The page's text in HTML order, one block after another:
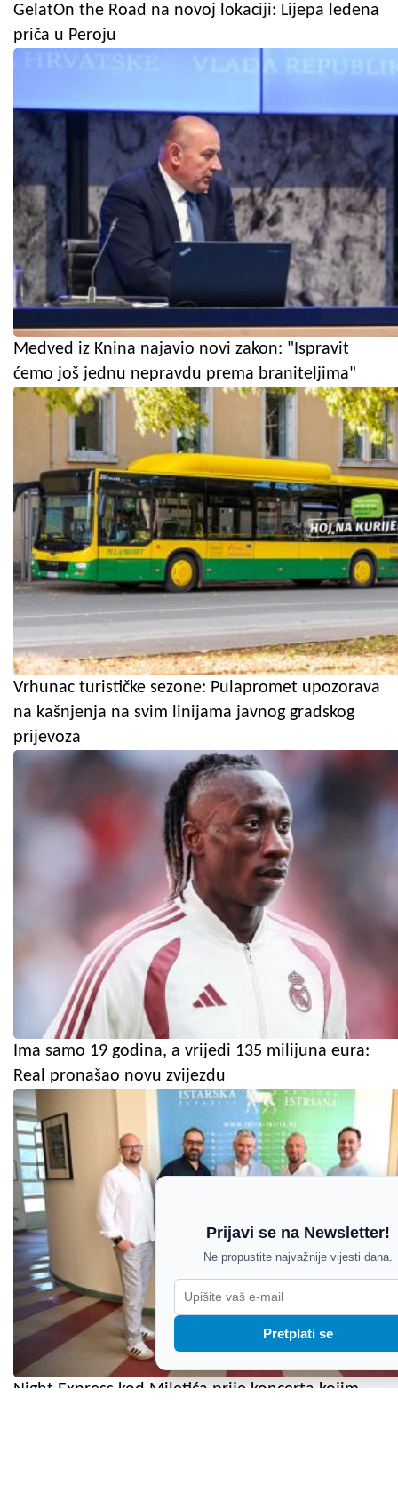
GelatOn the Road na novoj lokaciji: Lijepa ledena
priča u Peroju
Medved iz Knina najavio novi zakon: "Ispravit
ćemo još jednu nepravdu prema braniteljima"
Vrhunac turističke sezone: Pulapromet upozorava
na kašnjenja na svim linijama javnog gradskog
prijevoza
Ima samo 19 godina, a vrijedi 135 milijuna eura:
Real pronašao novu zvijezdu
Night Express kod Miletića prije koncerta kojim
Prijavi se na Newsletter!
Ne propustite najvažnije vijesti dana.
Pretplati se